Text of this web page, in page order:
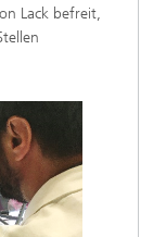
Lack befreit,